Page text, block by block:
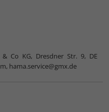
Co KG, Dresdner Str. 9, DE
hama.service@gmx.de